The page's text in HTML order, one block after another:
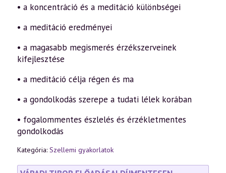
• a koncentráció és a meditáció különbségei
• a meditáció eredményei
• a magasabb megismerés érzékszerveinek
kifejlesztése
• a meditáció célja régen és ma
• a gondolkodás szerepe a tudati lélek korában
• fogalommentes észlelés és érzékletmentes
gondolkodás
Kategória: Szellemi gyakorlatok